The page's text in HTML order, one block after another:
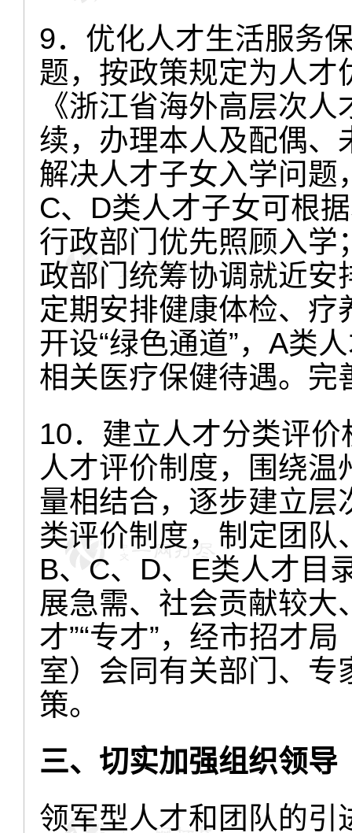
9．优化人才生活服务
题，按政策规定为人才
《浙江省海外高层次
续，办理本人及配偶、
解决人才子女入学问题
C、D类人才子女可根
行政部门优先照顾入学
政部门统筹协调就近安
定期安排健康体检、
开设“绿色通道”，A类
相关医疗保健待遇。完
10．建立人才分类评
人才评价制度，围绕
量相结合，逐步建立
类评价制度，制定团队
B、C、D、E类人才目
展急需、社会贡献较大
才”“专才”，经市招才
室）会同有关部门、
策。
三、切实加强组织领导
领军型人才和团队的引